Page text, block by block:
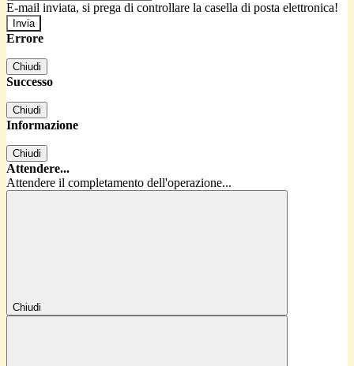
E-mail inviata, si prega di controllare la casella di posta elettronica!
Errore
Chiudi
Successo
Chiudi
Informazione
Chiudi
Attendere...
Attendere il completamento dell'operazione...
Chiudi